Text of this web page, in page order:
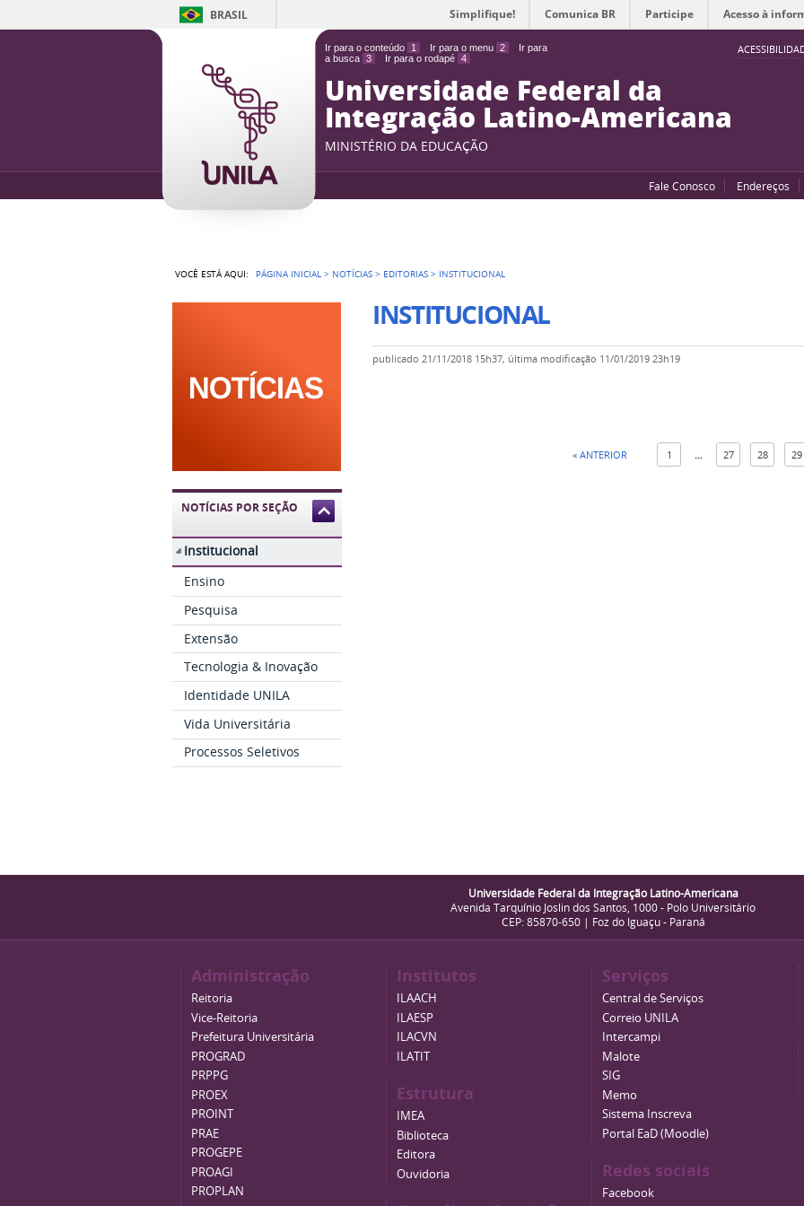
Ir para o conteúdo 1 Ir para o menu 2
Ir para
a busca 3 Ir para o rodapé 4
BRASIL Simplifique! Comunica BR Participe Acesso à
Universidade Federal da
Integração Latino-Americana
MINISTÉRIO DA EDUCAÇÃO
Fale Conosco Endereços
VOCÊ ESTÁ AQUI: PÁGINA INICIAL > NOTÍCIAS > EDITORIAS > INSTITUCIONAL
NOTÍCIAS POR SEÇÃO
Institucional
Ensino
Pesquisa
Extensão
Tecnologia & Inovação
Identidade UNILA
Vida Universitária
Processos Seletivos
INSTITUCIONAL
publicado 21/11/2018 15h37, última modificação 11/01/2019 23h19
« ANTERIOR 1 27 28 29
Universidade Federal da Integração Latino-Americana
Avenida Tarquínio Joslin dos Santos, 1000 - Polo Universitário
CEP: 85870-650 | Foz do Iguaçu - Paraná
Administração
Reitoria
Vice-Reitoria
Prefeitura Universitária
PROGRAD
PRPPG
PROEX
PROINT
PRAE
PROGEPE
PROAGI
PROPLAN
Institutos
ILAACH
ILAESP
ILACVN
ILATIT
Estrutura
IMEA
Biblioteca
Editora
Ouvidoria
Serviços
Central de Serviços
Correio UNILA
Intercampi
Malote
SIG
Memo
Sistema Inscreva
Portal EaD (Moodle)
Redes sociais
Facebook